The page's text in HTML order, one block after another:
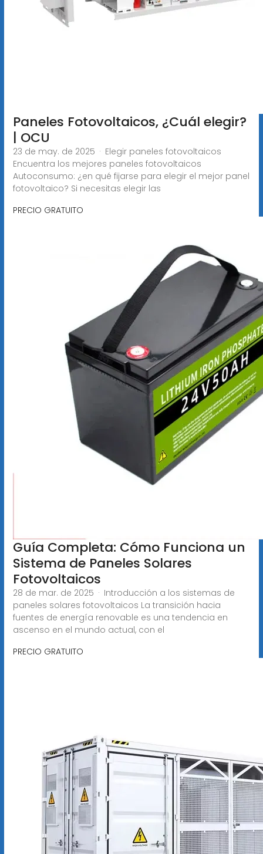
Paneles Fotovoltaicos, ¿Cuál elegir?
| OCU
23 de may. de 2025 · Elegir paneles fotovoltaicos
Encuentra los mejores paneles fotovoltaicos
Autoconsumo: ¿en qué fijarse para elegir el mejor panel
fotovoltaico? Si necesitas elegir las
PRECIO GRATUITO
Guía Completa: Cómo Funciona un
Sistema de Paneles Solares
Fotovoltaicos
28 de mar. de 2025 · Introducción a los sistemas de
paneles solares fotovoltaicos La transición hacia
fuentes de energía renovable es una tendencia en
ascenso en el mundo actual, con el
PRECIO GRATUITO